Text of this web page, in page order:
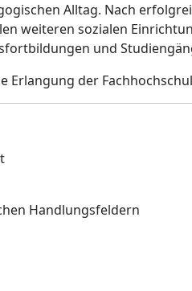
Alltag. Nach
weiteren sozialen
und
Erlangung der
Handlungsfeldern